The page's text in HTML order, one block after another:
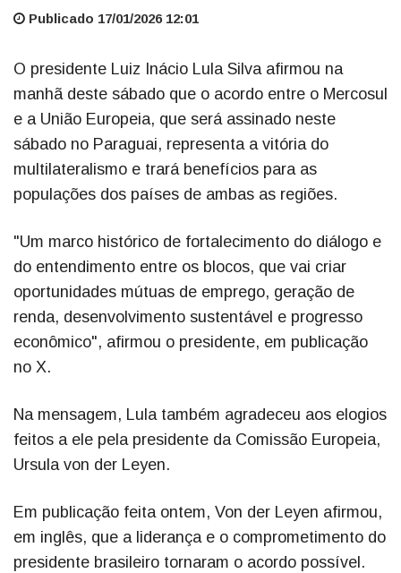
Publicado 17/01/2026 12:01
O presidente Luiz Inácio Lula Silva afirmou na
manhã deste sábado que o acordo entre o Mercosul
e a União Europeia, que será assinado neste
sábado no Paraguai, representa a vitória do
multilateralismo e trará benefícios para as
populações dos países de ambas as regiões.
"Um marco histórico de fortalecimento do diálogo e
do entendimento entre os blocos, que vai criar
oportunidades mútuas de emprego, geração de
renda, desenvolvimento sustentável e progresso
econômico", afirmou o presidente, em publicação
no X.
Na mensagem, Lula também agradeceu aos elogios
feitos a ele pela presidente da Comissão Europeia,
Ursula von der Leyen.
Em publicação feita ontem, Von der Leyen afirmou,
em inglês, que a liderança e o comprometimento do
presidente brasileiro tornaram o acordo possível.